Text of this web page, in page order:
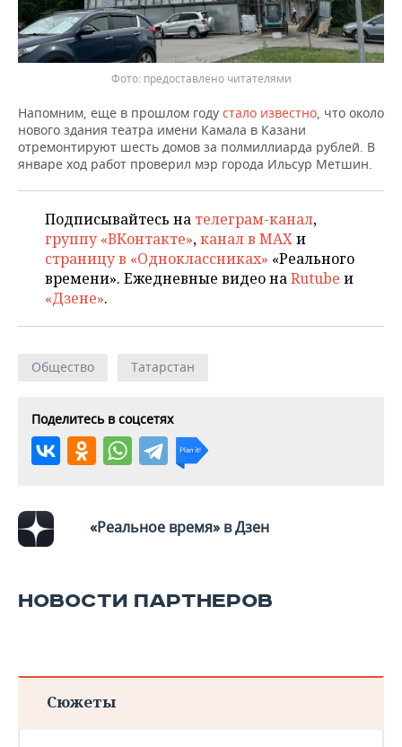
предоставлено читателями
Напомним, еще в прошлом году стало известно, что около
нового здания театра имени Камала в Казани
отремонтируют шесть домов за полмиллиарда рублей. В
январе ход работ проверил мэр города Ильсур Метшин.
Подписывайтесь на телеграм-канал,
группу «ВКонтакте»,канал в MAXи
страницу в «Одноклассниках» «Реального
времени». Ежедневные видео наRutube и
«Дзене».
Общество Татарстан
Поделитесь в соцсетях
«Реальное время» в Дзен
НОВОСТИ ПАРТНЕРОВ
Сюжеты